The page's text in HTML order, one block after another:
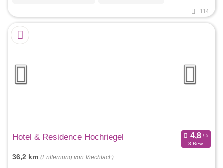
114
Hotel & Residence Hochriegel
3 Bew.
36,2 km (Entfernung von Viechtach)